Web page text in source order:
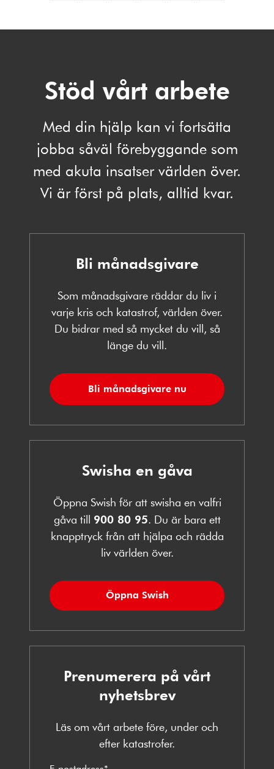
Stöd vårt arbete
Med din hjälp kan vi fortsätta
jobba såväl förebyggande som
med akuta insatser världen över.
Vi är först på plats, alltid kvar.
Bli månadsgivare
Som månadsgivare räddar du liv i
varje kris och katastrof, världen över.
Du bidrar med så mycket du vill, så
länge du vill.
Bli månadsgivare nu
Swisha en gåva
Öppna Swish för att swisha en valfri
gåva till 900 80 95. Du är bara ett
knapptryck från att hjälpa och rädda
liv världen över.
Öppna Swish
Prenumerera på vårt
nyhetsbrev
Läs om vårt arbete före, under och
efter katastrofer.